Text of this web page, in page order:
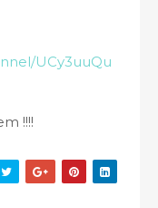
UCy3uuQu
!!!!